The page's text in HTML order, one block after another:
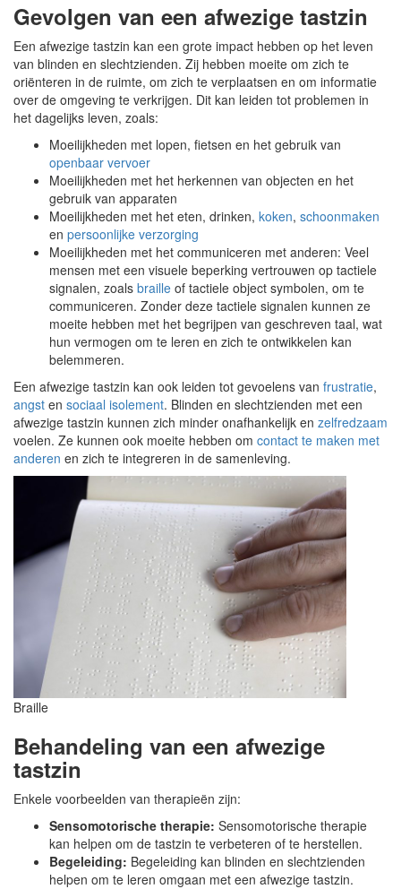
Gevolgen van een afwezige tastzin
Een afwezige tastzin kan een grote impact hebben op het leven
van blinden en slechtzienden. Zij hebben moeite om zich te
oriënteren in de ruimte, om zich te verplaatsen en om informatie
over de omgeving te verkrijgen. Dit kan leiden tot problemen in
het dagelijks leven, zoals:
Moeilijkheden met lopen, fietsen en het gebruik van
openbaar vervoer
Moeilijkheden met het herkennen van objecten en het
gebruik van apparaten
Moeilijkheden met het eten, drinken, koken, schoonmaken
en persoonlijke verzorging
Moeilijkheden met het communiceren met anderen: Veel
mensen met een visuele beperking vertrouwen op tactiele
signalen, zoals braille of tactiele object symbolen, om te
communiceren. Zonder deze tactiele signalen kunnen ze
moeite hebben met het begrijpen van geschreven taal, wat
hun vermogen om te leren en zich te ontwikkelen kan
belemmeren.
Een afwezige tastzin kan ook leiden tot gevoelens van frustratie,
angst en sociaal isolement. Blinden en slechtzienden met een
afwezige tastzin kunnen zich minder onafhankelijk en zelfredzaam
voelen. Ze kunnen ook moeite hebben om contact te maken met
anderen en zich te integreren in de samenleving.
Braille
Behandeling van een afwezige
tastzin
Enkele voorbeelden van therapieën zijn:
Sensomotorische therapie: Sensomotorische therapie
kan helpen om de tastzin te verbeteren of te herstellen.
Begeleiding: Begeleiding kan blinden en slechtzienden
helpen om te leren omgaan met een afwezige tastzin.